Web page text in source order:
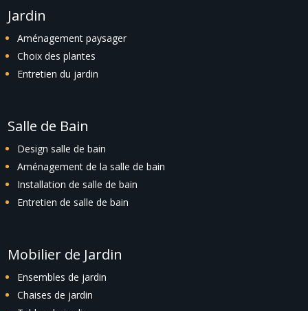
Jardin
Aménagement paysager
Choix des plantes
Entretien du jardin
Salle de Bain
Design salle de bain
Aménagement de la salle de bain
Installation de salle de bain
Entretien de salle de bain
Mobilier de Jardin
Ensembles de jardin
Chaises de jardin